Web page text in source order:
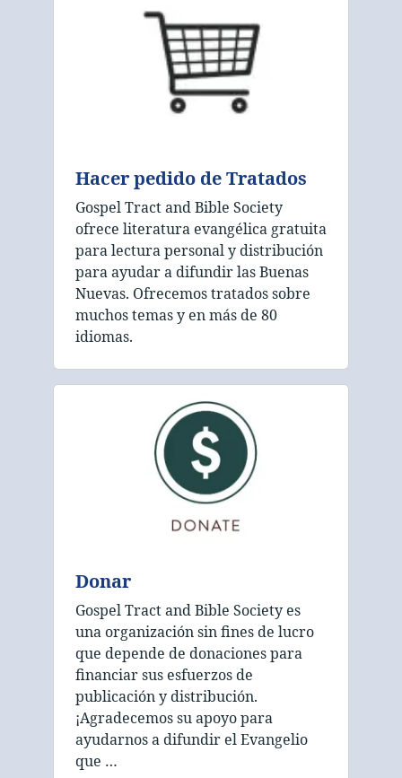
Hacer pedido de Tratados
Gospel Tract and Bible Society
ofrece literatura evangélica gratuita
para lectura personal y distribución
para ayudar a difundir las Buenas
Nuevas. Ofrecemos tratados sobre
muchos temas y en más de 80
idiomas.
Donar
Gospel Tract and Bible Society es
una organización sin fines de lucro
que depende de donaciones para
financiar sus esfuerzos de
publicación y distribución.
¡Agradecemos su apoyo para
ayudarnos a difundir el Evangelio
que …